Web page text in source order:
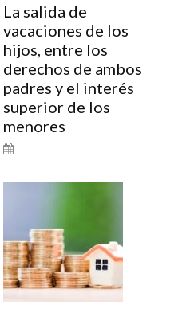
La salida de
vacaciones de los
hijos, entre los
derechos de ambos
padres y el interés
superior de los
menores